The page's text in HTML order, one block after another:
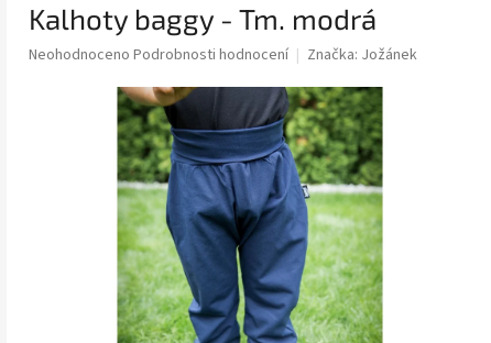
Kalhoty baggy - Tm. modrá
Průměrné
Neohodnoceno Podrobnosti hodnocení Značka: Jožánek